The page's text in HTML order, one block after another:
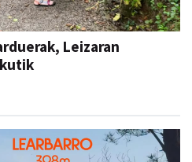
Leizaran